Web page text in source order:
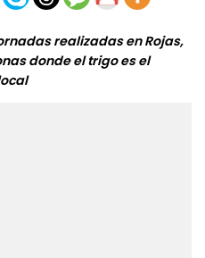
realizadas en Rojas,
donde el trigo es el